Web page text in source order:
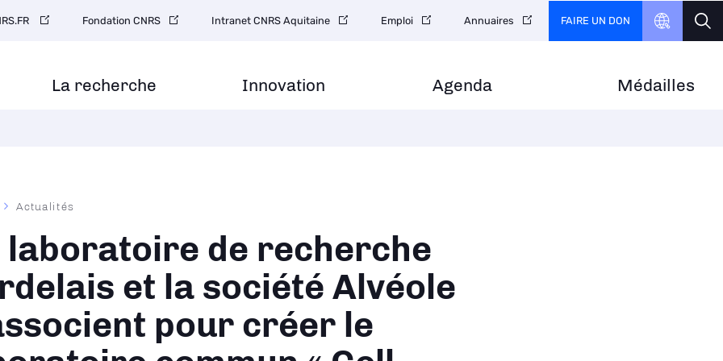
La recherche Innovation Agenda Médailles
Fondation CNRS Intranet CNRS Aquitaine Emploi Annuaires FAIRE UN DON
Actualités
laboratoire de recherche
et la société Alvéole
pour créer le